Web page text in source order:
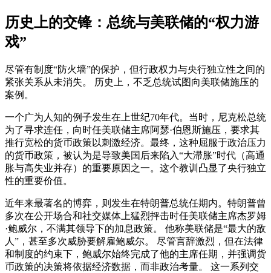
历史上的交锋：总统与美联储的“权力游
戏”
尽管有制度“防火墙”的保护，但行政权力与央行独立性之间的
紧张关系从未消失。 历史上，不乏总统试图向美联储施压的
案例。
一个广为人知的例子发生在上世纪70年代。当时，尼克松总统
为了寻求连任，向时任美联储主席阿瑟·伯恩斯施压，要求其
推行宽松的货币政策以刺激经济。最终，这种屈服于政治压力
的货币政策，被认为是导致美国后来陷入“大滞胀”时代（高通
胀与高失业并存）的重要原因之一。这个教训凸显了央行独立
性的重要价值。
近年来最著名的博弈，则发生在特朗普总统任期内。特朗普曾
多次在公开场合和社交媒体上猛烈抨击时任美联储主席杰罗姆
·鲍威尔，不满其领导下的加息政策。 他称美联储是“最大的敌
人”，甚至多次威胁要解雇鲍威尔。 尽管言辞激烈，但在法律
和制度的约束下，鲍威尔始终完成了他的主席任期，并强调货
币政策的决策将依据经济数据，而非政治考量。 这一系列交